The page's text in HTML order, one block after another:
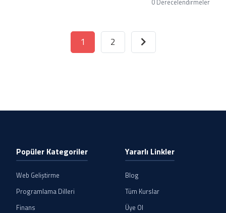
1 2
Popüler Kategoriler
Web Geliştirme
Programlama Dilleri
Finans
Yararlı Linkler
Blog
Tüm Kurslar
Üye Ol